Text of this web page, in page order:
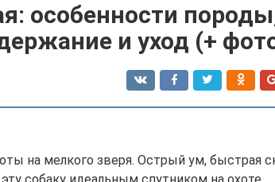
особенности
и уход (+
на мелкого зверя. Острый ум, быстрая